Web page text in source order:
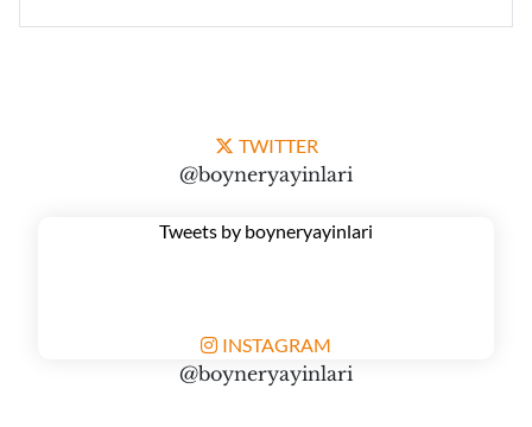
TWITTER
@boyneryayinlari
Tweets by boyneryayinlari
INSTAGRAM
@boyneryayinlari